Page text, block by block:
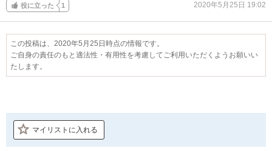
役に立った 1 2020年5月25日 19:02
この投稿は、2020年5月25日時点の情報です。
ご自身の責任のもと適法性・有用性を考慮してご利用いただくようお願いい
たします。
マイリストに入れる